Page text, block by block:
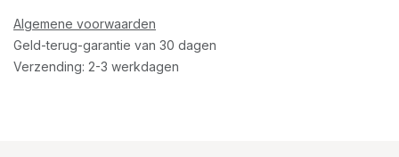
Algemene voorwaarden
Geld-terug-garantie van 30 dagen
Verzending: 2-3 werkdagen